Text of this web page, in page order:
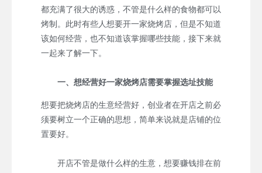
都充满了很大的诱惑，不管是什么样的食物都可以
烤制。此时有些人想要开一家烧烤店，但是不知道
该如何经营，也不知道该掌握哪些技能，接下来就
一起来了解一下。
一、想经营好一家烧烤店需要掌握选址技能
想要把烧烤店的生意经营好，创业者在开店之前必
须要树立一个正确的思想，简单来说就是店铺的位
置要好。
开店不管是做什么样的生意，想要赚钱排在前